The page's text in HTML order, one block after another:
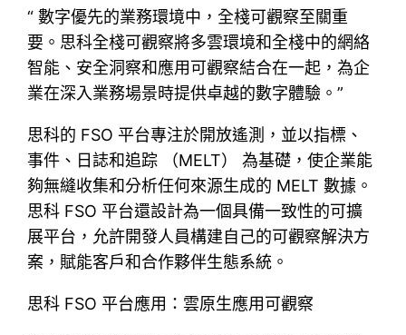
“ 數字優先的業務環境中，全棧可觀察至關重
要。思科全棧可觀察將多雲環境和全棧中的網絡
智能、安全洞察和應用可觀察結合在一起，為企
業在深入業務場景時提供卓越的數字體驗。”
思科的 FSO 平台專注於開放遙測，並以指標、
事件、日誌和追踪 （MELT） 為基礎，使企業能
夠無縫收集和分析任何來源生成的 MELT 數據。
思科 FSO 平台還設計為一個具備一致性的可擴
展平台，允許開發人員構建自己的可觀察解決方
案，賦能客戶和合作夥伴生態系統。
思科 FSO 平台應用：雲原生應用可觀察